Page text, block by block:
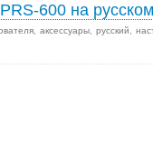
600 на русском
аксессуары русский